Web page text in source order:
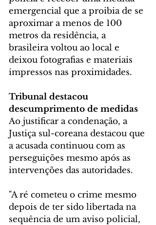
emergencial que a proibia de se
aproximar a menos de 100
metros da residência, a
brasileira voltou ao local e
deixou fotografias e materiais
impressos nas proximidades.
Tribunal destacou
descumprimento de medidas
Ao justificar a condenação, a
Justiça sul-coreana destacou que
a acusada continuou com as
perseguições mesmo após as
intervenções das autoridades.
"A ré cometeu o crime mesmo
depois de ter sido libertada na
sequência de um aviso policial,